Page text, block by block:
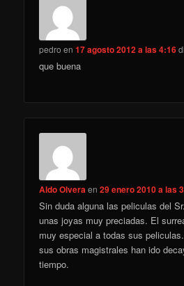
pedro en17 agosto 2012 a las 4:16
que buena
Aldo Olveraen29 enero 2010 a las
Sin duda alguna las peliculas del
unas joyas muy preciadas. El
muy especial a todas sus
sus obras magistrales han ido
tiempo.